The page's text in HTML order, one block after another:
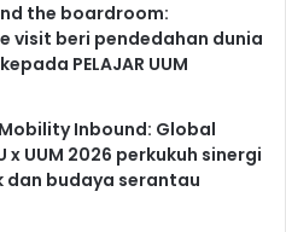
the boardroom:
visit beri pendedahan dunia
PELAJAR UUM
Inbound: Global
x UUM 2026 perkukuh sinergi
dan budaya serantau